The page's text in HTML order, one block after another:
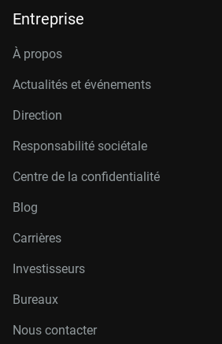
Entreprise
À propos
Actualités et événements
Direction
Responsabilité sociétale
Centre de la confidentialité
Blog
Carrières
Investisseurs
Bureaux
Nous contacter